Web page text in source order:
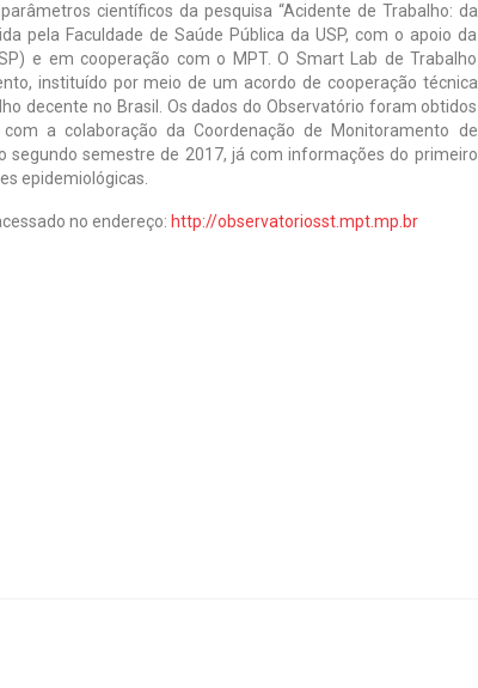
científicos da pesquisa “Acidente de Trabalho: da
pela Faculdade de Saúde Pública da USP, com o apoio da
e em cooperação com o MPT. O Smart Lab de Trabalho
instituído por meio de um acordo de cooperação técnica
decente no Brasil. Os dados do Observatório foram obtidos
a colaboração da Coordenação de Monitoramento de
segundo semestre de 2017, já com informações do primeiro
epidemiológicas.
no endereço: http://observatoriosst.mpt.mp.br